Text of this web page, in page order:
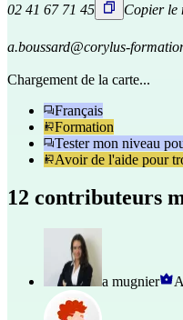
02 41 67 71 45 Copier le
a.boussard@corylus-
Chargement de la carte...
Français
Formation
Tester mon niveau
Avoir de l'aide pour
12 contributeurs
a mugnier